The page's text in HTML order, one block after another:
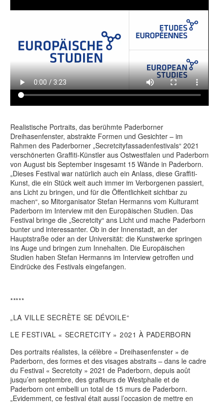
Realistische Portraits, das berühmte Paderborner
Dreihasenfenster, abstrakte Formen und Gesichter – im
Rahmen des Paderborner „Secretcityfassadenfestivals“ 2021
verschönerten Graffiti-Künstler aus Ostwestfalen und Paderborn
von August bis September insgesamt 15 Wände in Paderborn.
„Dieses Festival war natürlich auch ein Anlass, diese Graffiti-
Kunst, die ein Stück weit auch immer im Verborgenen passiert,
ans Licht zu bringen, und für die Öffentlichkeit sichtbar zu
machen“, so Mitorganisator Stefan Hermanns vom Kulturamt
Paderborn im Interview mit den Europäischen Studien. Das
Festival bringe die „Secretcity“ ans Licht und mache Paderborn
bunter und interessanter. Ob in der Innenstadt, an der
Hauptstraße oder an der Universität: die Kunstwerke springen
ins Auge und bringen zum Innehalten. Die Europäischen
Studien haben Stefan Hermanns im Interview getroffen und
Eindrücke des Festivals eingefangen.
*****
„LA VILLE SECRÈTE SE DÉVOILE“
LE FESTIVAL « SECRETCITY » 2021 À PADERBORN
Des portraits réalistes, la célèbre « Dreihasenfenster » de
Paderborn, des formes et des visages abstraits – dans le cadre
du Festival « Secretcity » 2021 de Paderborn, depuis août
jusqu’en septembre, des graffeurs de Westphalie et de
Paderborn ont embelli un total de 15 murs de Paderborn.
„Evidemment, ce festival était aussi l’occasion de mettre en